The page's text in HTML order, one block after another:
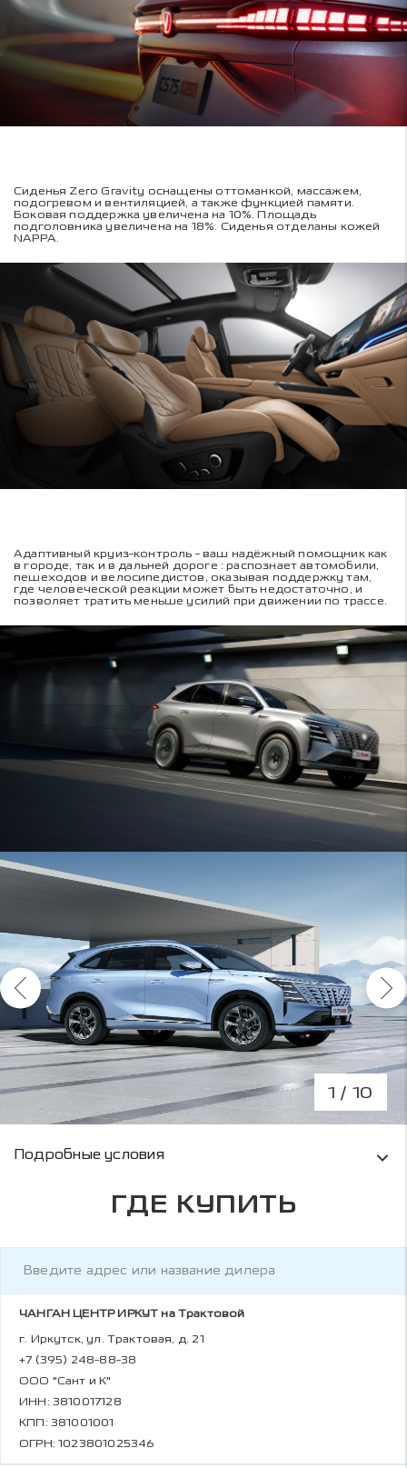
Сиденья Zero Gravity оснащены оттоманкой, массажем,
подогревом и вентиляцией, а также функцией памяти.
Боковая поддержка увеличена на 10%. Площадь
подголовника увеличена на 18%. Сиденья отделаны кожей
NAPPA.
Адаптивный круиз-контроль - ваш надёжный помощник как
в городе, так и в дальней дороге : распознает автомобили,
пешеходов и велосипедистов, оказывая поддержку там,
где человеческой реакции может быть недостаточно, и
позволяет тратить меньше усилий при движении по трассе.
1 / 10
Условия кредитования и информация о
Подробные условия
ГДЕ КУПИТЬ
ЧАНГАН ЦЕНТР ИРКУТ на Трактовой
г. Иркутск, ул. Трактовая, д. 21
+7 (395) 248-88-38
ООО "Сант и К"
ИНН: 3810017128
КПП: 381001001
ОГРН: 1023801025346